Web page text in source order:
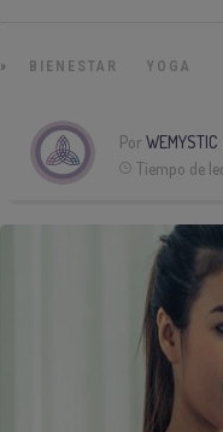
» BIENESTAR YOGA
Por WEMYSTIC
Tiempo de